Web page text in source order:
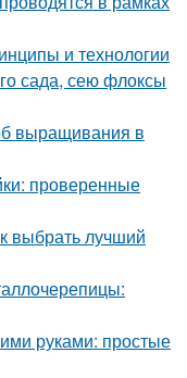
и технологии
сада, сею флоксы
выращивания в
проверенные
выбрать лучший
руками: простые